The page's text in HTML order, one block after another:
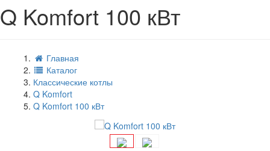
Q Komfort 100 кВт
Главная
Каталог
Классические котлы
Q Komfort
Q Komfort 100 кВт